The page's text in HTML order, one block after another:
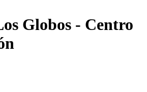
Globos - Centro